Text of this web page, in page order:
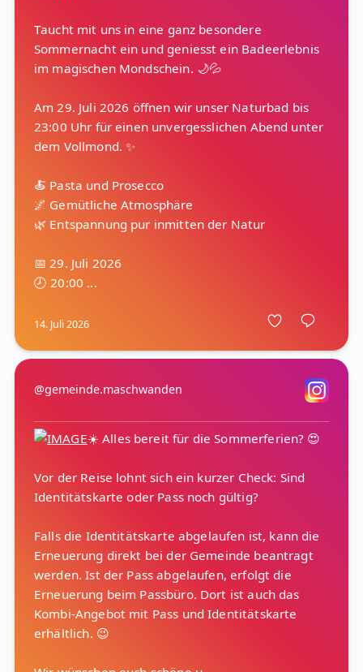
Taucht mit uns in eine ganz besondere
Sommernacht ein und geniesst ein Badeerlebnis
im magischen Mondschein. 🌙💦
Am 29. Juli 2026 öffnen wir unser Naturbad bis
23:00 Uhr für einen unvergesslichen Abend unter
dem Vollmond. ✨
🍝 Pasta und Prosecco
🌌 Gemütliche Atmosphäre
🌿 Entspannung pur inmitten der Natur
📅 29. Juli 2026
14. Juli 2026
@gemeinde.maschwanden
☀️ Alles bereit für die Sommerferien? 😍
Vor der Reise lohnt sich ein kurzer Check: Sind
Identitätskarte oder Pass noch gültig?
Falls die Identitätskarte abgelaufen ist, kann die
Erneuerung direkt bei der Gemeinde beantragt
werden. Ist der Pass abgelaufen, erfolgt die
Erneuerung beim Passbüro. Dort ist auch das
Kombi-Angebot mit Pass und Identitätskarte
erhältlich. 😉